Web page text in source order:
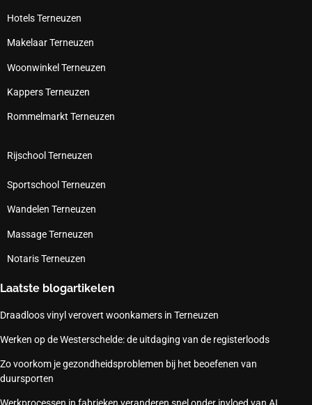
Hotels Terneuzen
Makelaar Terneuzen
Woonwinkel Terneuzen
Kappers Terneuzen
Rommelmarkt Terneuzen
Rijschool Terneuzen
Sportschool Terneuzen
Wandelen Terneuzen
Massage Terneuzen
Notaris Terneuzen
Laatste blogartikelen
Draadloos vinyl verovert woonkamers in Terneuzen
Werken op de Westerschelde: de uitdaging van de registerloods
Zo voorkom je gezondheidsproblemen bij het beoefenen van
duursporten